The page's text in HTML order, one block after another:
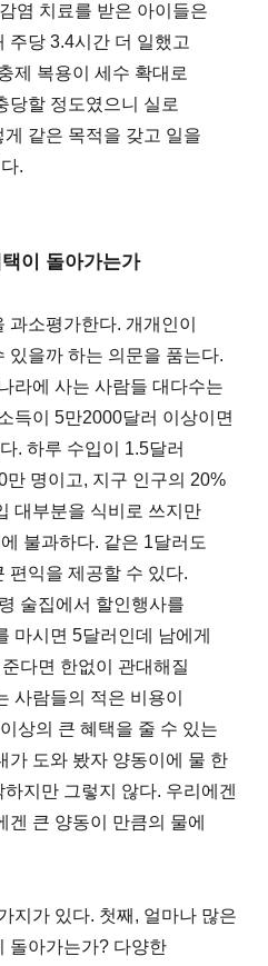
염 치료를 받은 아이들은
주당 3.4시간 더 일했고
제 복용이 세수 확대로
당할 정도였으니 실로
같은 목적을 갖고 일을
.
이 돌아가는가
소평가한다. 개개인이
있을까 하는 의문을 품는다.
라에 사는 사람들 대다수는
득이 5만2000달러 이상이면
. 하루 수입이 1.5달러
명이고, 지구 인구의 20%
대부분을 식비로 쓰지만
불과하다. 같은 1달러도
편익을 제공할 수 있다.
술집에서 할인행사를
마시면 5달러인데 남에게
다면 한없이 관대해질
사람들의 적은 비용이
상의 큰 혜택을 줄 수 있는
가 도와 봤자 양동이에 물 한
지만 그렇지 않다. 우리에겐
겐 큰 양동이 만큼의 물에
지가 있다. 첫째, 얼마나 많은
돌아가는가? 다양한